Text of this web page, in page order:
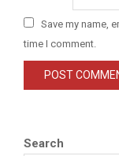
Save my name,
time I comment.
Search